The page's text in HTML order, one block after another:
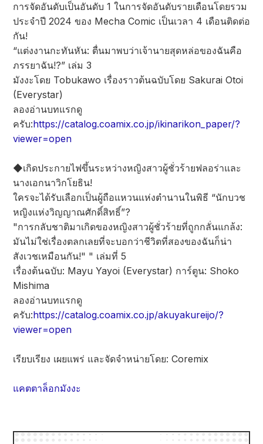
การจัดอันดับเป็นอันดับ 1 ในการจัดอันดับรายเดือนโดยรวม
ประจำปี 2024 ของ Mecha Comic เป็นเวลา 4 เดือนติดต่อ
กัน!
“แต่งงานกะทันหัน: ตื่นมาพบว่าเจ้านายสุดหล่อของฉันคือ
ภรรยาฉัน!?” เล่ม 3
มังงะโดย Tobukawo เรื่องราวต้นฉบับโดย Sakurai Otoi
(Everystar)
ลองอ่านบทแรกดู
ครับ:https://catalog.coamix.co.jp/ikinarikon_paper/?
viewer=open
◆เกิดประกายไฟขึ้นระหว่างหญิงสาวผู้ชั่วร้ายฟลอร่าและ
นางเอกนาวิกโยธิน!
ใครจะได้รับเลือกเป็นผู้ถือแหวนแห่งตำนานในพิธี “นักบวช
หญิงแห่งวิญญาณศักดิ์สิทธิ์”?
"การกลับชาติมาเกิดของหญิงสาวผู้ชั่วร้ายที่ถูกกลั่นแกล้ง:
มันไม่ใช่เรื่องตลกเลยที่จะบอกว่าชีวิตที่สองของฉันก็น่า
สังเวชเหมือนกัน!" " เล่มที่ 5
เรื่องต้นฉบับ: Mayu Yayoi (Everystar) การ์ตูน: Shoko
Mishima
ลองอ่านบทแรกดู
ครับ:https://catalog.coamix.co.jp/akuyakureijo/?
viewer=open
เรียบเรียง เผยแพร่ และจัดจำหน่ายโดย: Coremix
แคตตาล็อกมังงะ